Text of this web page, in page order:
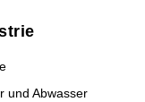
und Abwasser